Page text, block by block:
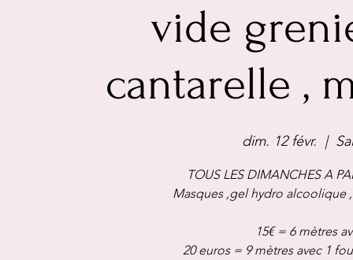
vide
cantarelle ,
dim. 12 févr.
  |
TOUS LES DIMANCHES A
Masques ,gel hydro alcoolique
15€ = 6 mètres
20 euros = 9 mètres avec 1